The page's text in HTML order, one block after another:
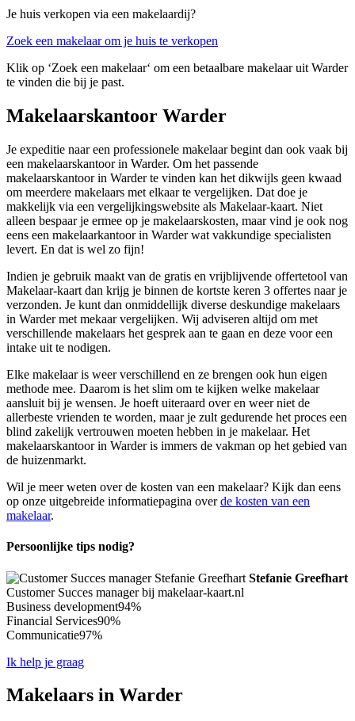
Je huis verkopen via een makelaardij?
Zoek een makelaar om je huis te verkopen
Klik op ‘Zoek een makelaar‘ om een betaalbare makelaar uit Warder
te vinden die bij je past.
Makelaarskantoor Warder
Je expeditie naar een professionele makelaar begint dan ook vaak bij
een makelaarskantoor in Warder. Om het passende
makelaarskantoor in Warder te vinden kan het dikwijls geen kwaad
om meerdere makelaars met elkaar te vergelijken. Dat doe je
makkelijk via een vergelijkingswebsite als Makelaar-kaart. Niet
alleen bespaar je ermee op je makelaarskosten, maar vind je ook nog
eens een makelaarkantoor in Warder wat vakkundige specialisten
levert. En dat is wel zo fijn!
Indien je gebruik maakt van de gratis en vrijblijvende offertetool van
Makelaar-kaart dan krijg je binnen de kortste keren 3 offertes naar je
verzonden. Je kunt dan onmiddellijk diverse deskundige makelaars
in Warder met mekaar vergelijken. Wij adviseren altijd om met
verschillende makelaars het gesprek aan te gaan en deze voor een
intake uit te nodigen.
Elke makelaar is weer verschillend en ze brengen ook hun eigen
methode mee. Daarom is het slim om te kijken welke makelaar
aansluit bij je wensen. Je hoeft uiteraard over en weer niet de
allerbeste vrienden te worden, maar je zult gedurende het proces een
blind zakelijk vertrouwen moeten hebben in je makelaar. Het
makelaarskantoor in Warder is immers de vakman op het gebied van
de huizenmarkt.
Wil je meer weten over de kosten van een makelaar? Kijk dan eens
op onze uitgebreide informatiepagina overde kosten van een
makelaar.
Persoonlijke tips nodig?
Stefanie Greefhart
Customer Succes manager bij makelaar-kaart.nl
Business development94%
Financial Services90%
Communicatie97%
Ik help je graag
Makelaars in Warder